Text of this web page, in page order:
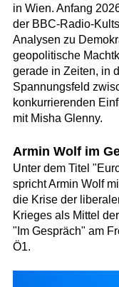
in Wien. Anfang
der BBC-Radio-
Analysen zu
geopolitische
gerade in Zeiten, in
Spannungsfeld
konkurrierenden
mit Misha Glenny.
Armin Wolf im
Unter dem Titel
spricht Armin Wolf
die Krise der
Krieges als Mittel
"Im Gespräch" am
Ö1.